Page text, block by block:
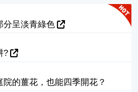
分呈淡青綠色
?
的薑花，也能四季開花？